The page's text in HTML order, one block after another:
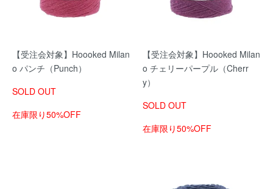
【受注会対象】Hoooked Milan
o パンチ（Punch）
SOLD OUT
在庫限り50%OFF
【受注会対象】Hoooked Milan
o チェリーパープル（Cherr
y）
SOLD OUT
在庫限り50%OFF